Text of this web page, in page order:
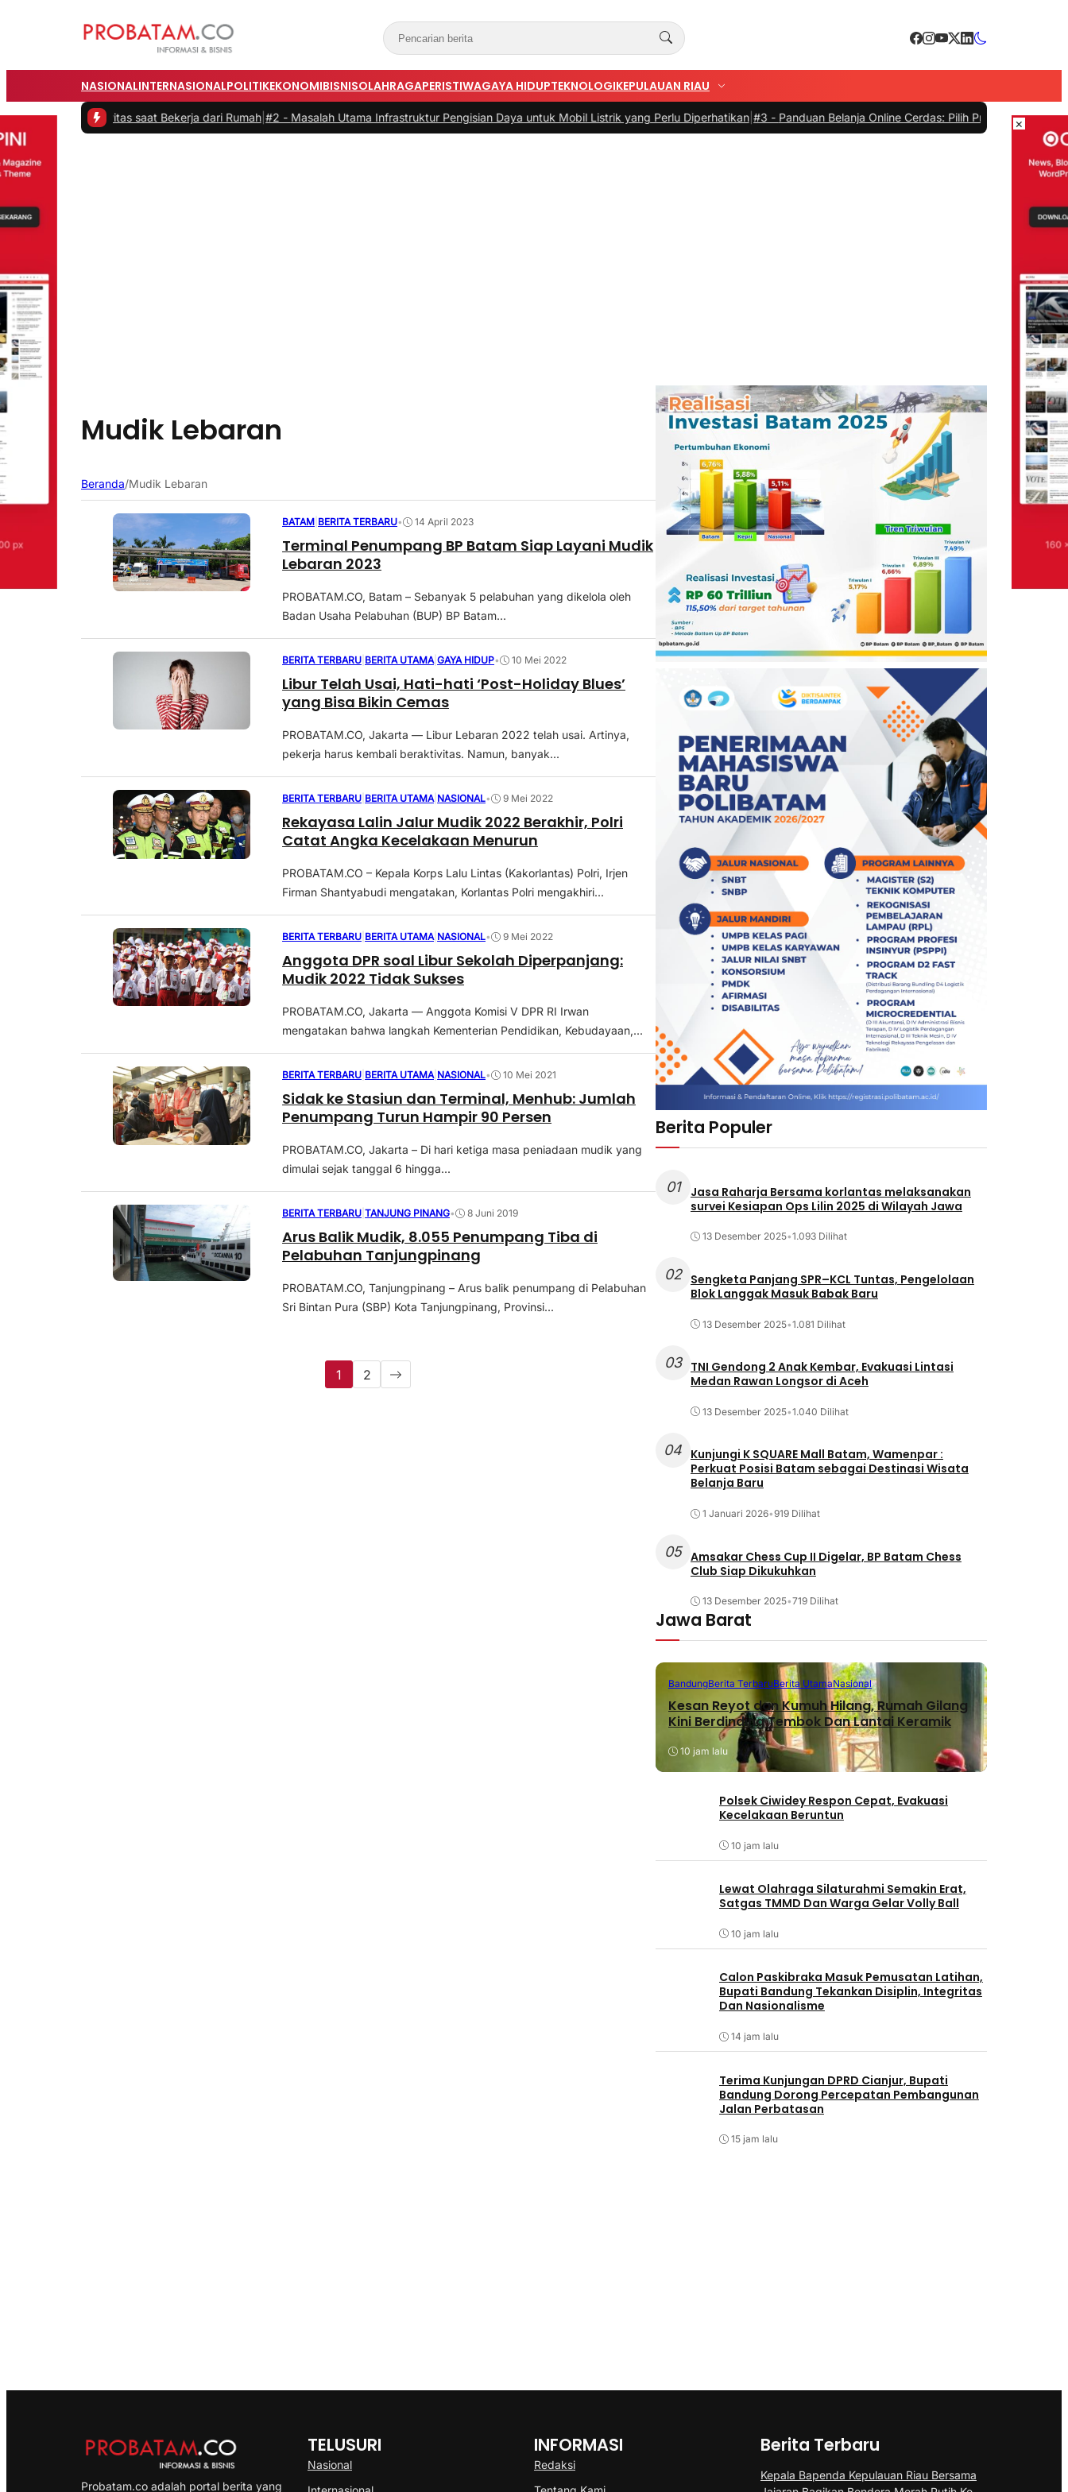
NASIONALINTERNASIONALPOLITIKEKONOMIBISNISOLAHRAGAPERISTIWAGAYA HIDUPTEKNOLOGIKEPULAUAN RIAU
saat Bekerja dari Rumah| #2 -Masalah Utama Infrastruktur Pengisian Daya untuk Mobil Listrik yang Perlu Diperhatikan|#3 -Panduan Belanja Online Cerdas: Pilih Produk dengan Bijak dan
Mudik Lebaran
Beranda/Mudik Lebaran
BATAM BERITA TERBARU• 14 April 2023
Terminal Penumpang BP Batam Siap Layani Mudik
Lebaran 2023
PROBATAM.CO, Batam – Sebanyak 5 pelabuhan yang dikelola oleh
Badan Usaha Pelabuhan (BUP) BP Batam...
BERITA TERBARU BERITA UTAMA |GAYA HIDUP• 10 Mei 2022
Libur Telah Usai, Hati-hati ‘Post-Holiday Blues’
yang Bisa Bikin Cemas
PROBATAM.CO, Jakarta — Libur Lebaran 2022 telah usai. Artinya,
pekerja harus kembali beraktivitas. Namun, banyak...
BERITA TERBARU BERITA UTAMA NASIONAL• 9 Mei 2022
Rekayasa Lalin Jalur Mudik 2022 Berakhir, Polri
Catat Angka Kecelakaan Menurun
PROBATAM.CO – Kepala Korps Lalu Lintas (Kakorlantas) Polri, Irjen
Firman Shantyabudi mengatakan, Korlantas Polri mengakhiri...
BERITA TERBARU BERITA UTAMA NASIONAL• 9 Mei 2022
Anggota DPR soal Libur Sekolah Diperpanjang:
Mudik 2022 Tidak Sukses
PROBATAM.CO, Jakarta — Anggota Komisi V DPR RI Irwan
mengatakan bahwa langkah Kementerian Pendidikan, Kebudayaan,...
BERITA TERBARU BERITA UTAMA NASIONAL• 10 Mei 2021
Sidak ke Stasiun dan Terminal, Menhub: Jumlah
Penumpang Turun Hampir 90 Persen
PROBATAM.CO, Jakarta – Di hari ketiga masa peniadaan mudik yang
dimulai sejak tanggal 6 hingga...
BERITA TERBARU |TANJUNG PINANG• 8 Juni 2019
Arus Balik Mudik, 8.055 Penumpang Tiba di
Pelabuhan Tanjungpinang
PROBATAM.CO, Tanjungpinang – Arus balik penumpang di Pelabuhan
Sri Bintan Pura (SBP) Kota Tanjungpinang, Provinsi...
1 2
Berita Populer
01
Jasa Raharja Bersama korlantas melaksanakan
survei Kesiapan Ops Lilin 2025 di Wilayah Jawa
13 Desember 2025•1.093 Dilihat
02
Sengketa Panjang SPR–KCL Tuntas, Pengelolaan
Blok Langgak Masuk Babak Baru
13 Desember 2025•1.081 Dilihat
03
TNI Gendong 2 Anak Kembar, Evakuasi Lintasi
Medan Rawan Longsor di Aceh
13 Desember 2025•1.040 Dilihat
04 Kunjungi K SQUARE Mall Batam, Wamenpar :
Perkuat Posisi Batam sebagai Destinasi Wisata
Belanja Baru
1 Januari 2026•919 Dilihat
05 Amsakar Chess Cup II Digelar, BP Batam Chess
Club Siap Dikukuhkan
13 Desember 2025•719 Dilihat
Jawa Barat
BandungBerita TerbaruBerita UtamaNasional
Kesan Reyot dan Kumuh Hilang, Rumah Gilang
Kini Berdinding Tembok Dan Lantai Keramik
10 jam lalu
Polsek Ciwidey Respon Cepat, Evakuasi
Kecelakaan Beruntun
10 jam lalu
Lewat Olahraga Silaturahmi Semakin Erat,
Satgas TMMD Dan Warga Gelar Volly Ball
10 jam lalu
Calon Paskibraka Masuk Pemusatan Latihan,
Bupati Bandung Tekankan Disiplin, Integritas
Dan Nasionalisme
14 jam lalu
Terima Kunjungan DPRD Cianjur, Bupati
Bandung Dorong Percepatan Pembangunan
Jalan Perbatasan
15 jam lalu
Probatam.co adalah portal berita yang
TELUSURI
Nasional
INFORMASI
Redaksi
Berita Terbaru
Kepala Bapenda Kepulauan Riau Bersama
×